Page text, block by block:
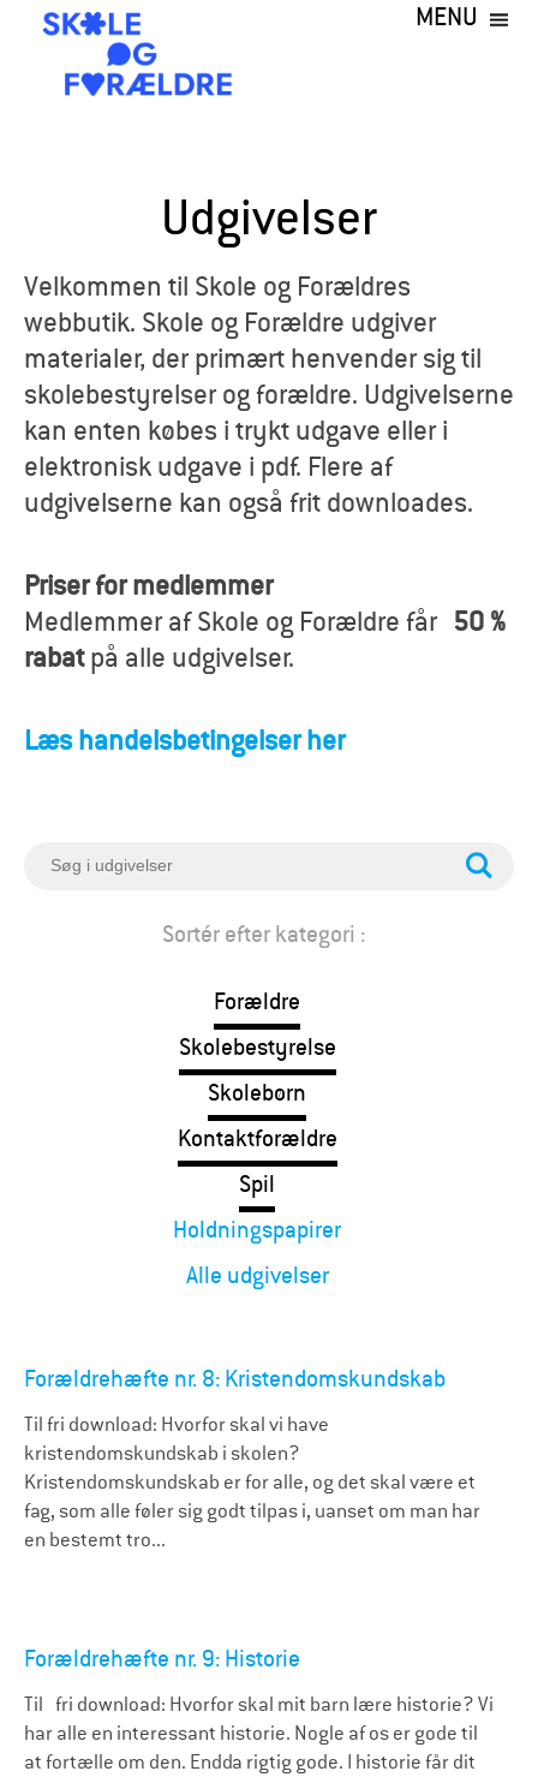
hovedindhold
l
e
o
g
F
r
æ
d
e
MENU
Udgivelser
Velkommen til Skole og Forældres
webbutik. Skole og Forældre udgiver
materialer, der primært henvender sig til
skolebestyrelser og forældre. Udgivelserne
kan enten købes i trykt udgave eller i
elektronisk udgave i pdf. Flere af
udgivelserne kan også frit downloades.
Priser for medlemmer
Medlemmer af Skole og Forældre får 50 %
rabatpå alle udgivelser.
Læs handelsbetingelser her
S
Sortér efter kategori :
Forældre
Skolebestyrelse
Skolebørn
Kontaktforældre
Spil
Holdningspapirer
Alle udgivelser
Forældrehæfte nr. 8: Kristendomskundskab
Til fri download: Hvorfor skal vi have
kristendomskundskab i skolen?
Kristendomskundskab er for alle, og det skal være et
fag, som alle føler sig godt tilpas i, uanset om man har
en bestemt tro...
Forældrehæfte nr. 9: Historie
Til fri download: Hvorfor skal mit barn lære historie? Vi
har alle en interessant historie. Nogle af os er gode til
at fortælle om den. Endda rigtig gode. I historie får dit